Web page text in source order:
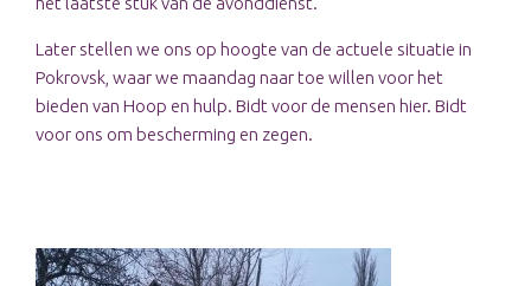
Later stellen we ons op hoogte van de actuele situatie in
Pokrovsk, waar we maandag naar toe willen voor het
bieden van Hoop en hulp. Bidt voor de mensen hier. Bidt
voor ons om bescherming en zegen.